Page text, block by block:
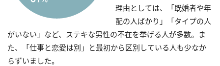
理由としては、「既婚者や年
配の人ばかり」「タイプの人
がいない」など、ステキな男性の不在を挙げる人が多数。ま
た、「仕事と恋愛は別」と最初から区別している人も少なか
らずいました。